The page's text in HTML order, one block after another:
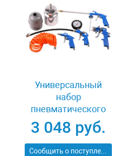
Универсальный
набор
пневматического
инструмента 5
предметов Зубр
06458-H5
3 048 руб.
Сообщить о поступлении